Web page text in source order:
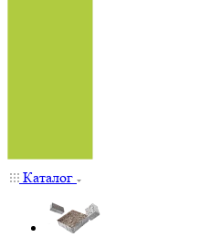
Каталог